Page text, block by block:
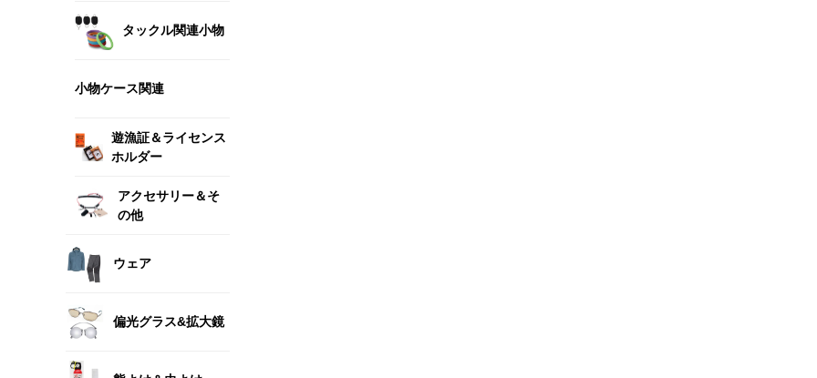
タックル関連小物
小物ケース関連
遊漁証＆ライセンス
ホルダー
アクセサリー＆そ
の他
ウェア
偏光グラス&拡大鏡